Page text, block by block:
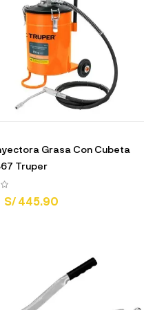
Grasa Con Cubeta
Truper
S/ 445.90